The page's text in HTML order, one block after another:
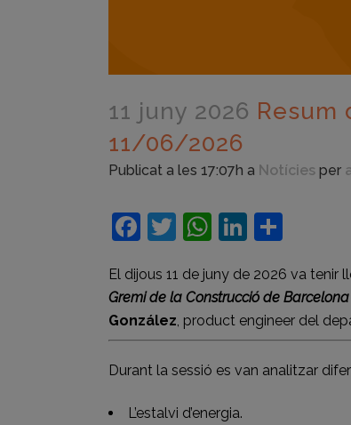
11 juny 2026 Resum
11/06/2026
Publicat a les 17:07h a Notícies per
Facebook
Twitter
WhatsApp
LinkedIn
El dijous 11 de juny de 2026 va tenir
Gremi de la Construcció de Barcelona
González, product engineer del d
Durant la sessió es van analitzar
L’estalvi d’energia.